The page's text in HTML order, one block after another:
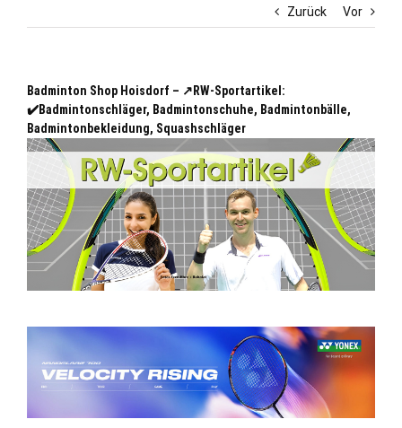
Zurück Vor
Badminton Shop Hoisdorf – ↗️RW-Sportartikel:
✔️Badmintonschläger, Badmintonschuhe, Badmintonbälle,
Badmintonbekleidung, Squashschläger